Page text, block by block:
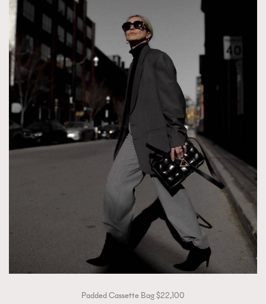
TRENDING
DressLikeAParisienne
FashionWeek FigaroAesthetic
Padded Cassette Bag $22,100